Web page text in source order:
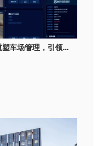
蝌觅云智慧停车监控系统：重塑车场管理，引领效率与服务双重飞跃